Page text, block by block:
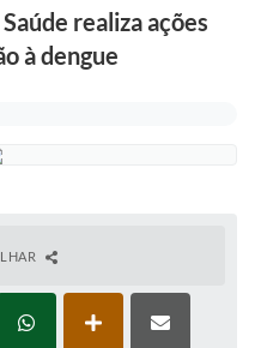
realiza ações
à dengue